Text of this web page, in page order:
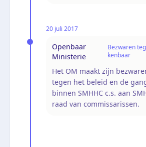
20 juli 2017
Openbaar
Ministerie
Bezwaren
kenbaar
Het OM maakt zijn
tegen het beleid en de
binnen SMHHC c.s. aan
raad van commissarissen.